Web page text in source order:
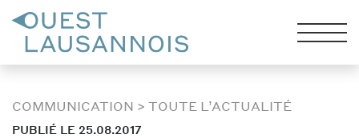
COMMUNICATION > TOUTE L’ACTUALITÉ
PUBLIÉ LE 25.08.2017